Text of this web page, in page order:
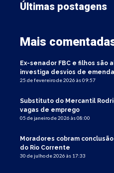
Últimas postagens
Mais
Ex-senador FBC e filhos são
investiga desvios de
25 de fevereiro de 2026 às 09:57
Substituto do Mercantil
vagas de emprego
05 de janeiro de 2026 às 08:00
Moradores cobram
do Rio Corrente
30 de julho de 2026 às 17:33